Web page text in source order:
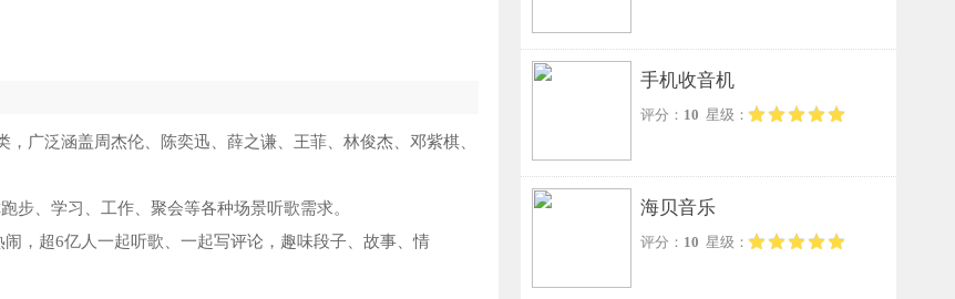
广泛涵盖周杰伦、陈奕迅、薛之谦、王菲、林俊杰、邓紫棋、
步、学习、工作、聚会等各种场景听歌需求。
，超6亿人一起听歌、一起写评论，趣味段子、故事、情
手机收音机
评分： 10 星级：
海贝音乐
评分： 10 星级：